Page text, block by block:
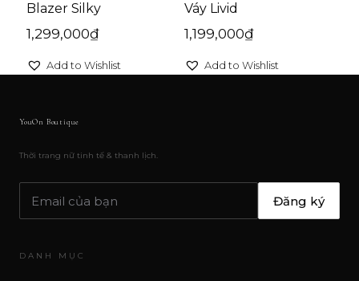
Blazer Silky
1,299,000₫
Add to Wishlist
Váy Livid
1,199,000₫
Add to Wishlist
YouOn Boutique
Thời trang nữ tinh tế & thanh lịch.
Đăng ký
DANH MỤC